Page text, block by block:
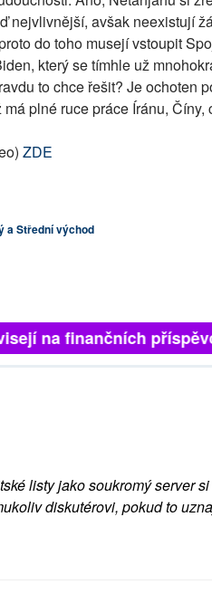
nejvlivnější, avšak neexistují
do toho musejí vstoupit
který se tímhle už
to chce řešit? Je ochoten
plné ruce práce Íránu, Číny,
ZDE
a Střední východ
na finančních
listy jako soukromý server
diskutérovi, pokud to